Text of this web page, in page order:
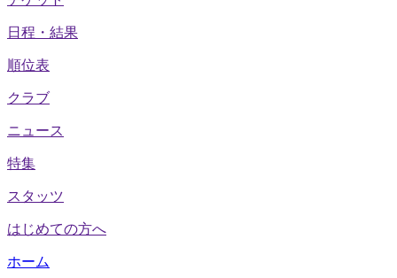
日程・結果
順位表
クラブ
ニュース
特集
スタッツ
はじめての方へ
ホーム